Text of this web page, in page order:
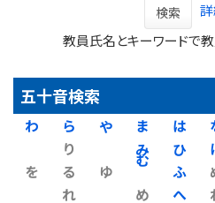
検索
教員氏名とキーワードで
五十音検索
は
ひ
ふ
へ
ま
み
む
め
や
ゆ
ら
り
る
れ
わ
を